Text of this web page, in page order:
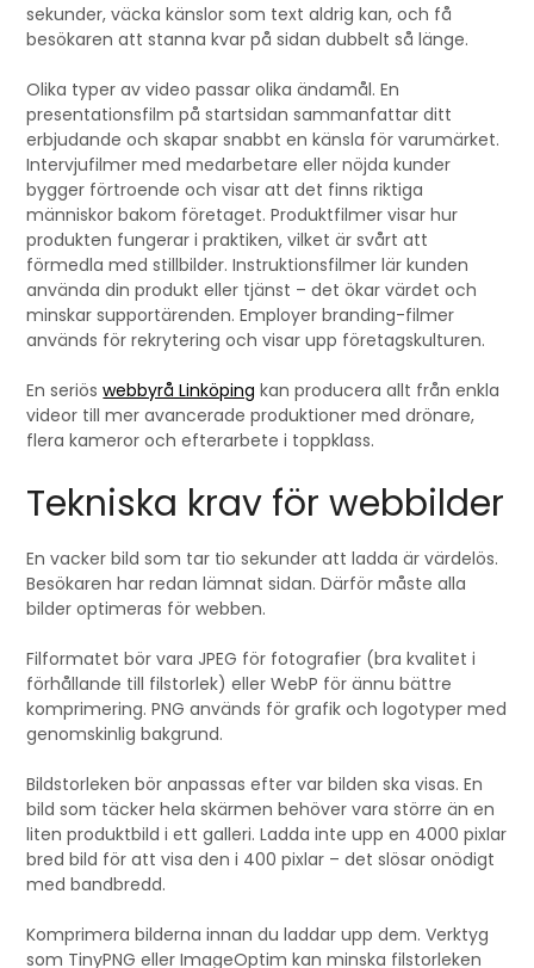
sekunder, väcka känslor som text aldrig kan, och få
besökaren att stanna kvar på sidan dubbelt så länge.
Olika typer av video passar olika ändamål. En
presentationsfilm på startsidan sammanfattar ditt
erbjudande och skapar snabbt en känsla för varumärket.
Intervjufilmer med medarbetare eller nöjda kunder
bygger förtroende och visar att det finns riktiga
människor bakom företaget. Produktfilmer visar hur
produkten fungerar i praktiken, vilket är svårt att
förmedla med stillbilder. Instruktionsfilmer lär kunden
använda din produkt eller tjänst – det ökar värdet och
minskar supportärenden. Employer branding-filmer
används för rekrytering och visar upp företagskulturen.
En seriöswebbyrå Linköping kan producera allt från enkla
videor till mer avancerade produktioner med drönare,
flera kameror och efterarbete i toppklass.
Tekniska krav för webbilder
En vacker bild som tar tio sekunder att ladda är värdelös.
Besökaren har redan lämnat sidan. Därför måste alla
bilder optimeras för webben.
Filformatet bör vara JPEG för fotografier (bra kvalitet i
förhållande till filstorlek) eller WebP för ännu bättre
komprimering. PNG används för grafik och logotyper med
genomskinlig bakgrund.
Bildstorleken bör anpassas efter var bilden ska visas. En
bild som täcker hela skärmen behöver vara större än en
liten produktbild i ett galleri. Ladda inte upp en 4000 pixlar
bred bild för att visa den i 400 pixlar – det slösar onödigt
med bandbredd.
Komprimera bilderna innan du laddar upp dem. Verktyg
som TinyPNG eller ImageOptim kan minska filstorleken